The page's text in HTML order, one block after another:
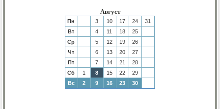
Август
Пн 3 10 17 24
31
Вт
4 11 18
25
Ср
5 12 19
26
Чт
6 13 20
27
Пт
7 14 21
28
Сб
1 8 15 22
29
Вс
2 9 16 23 30